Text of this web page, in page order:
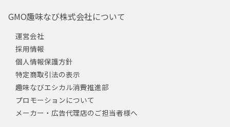
GMO趣味なび株式会社について
運営会社
採用情報
個人情報保護方針
特定商取引法の表示
趣味なびエシカル消費推進部
プロモーションについて
メーカー・広告代理店のご担当者様へ